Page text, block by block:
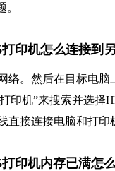
印机怎么连接到
。然后在目标电脑
机”来搜索并选择
接连接电脑和打印
印机内存已满怎